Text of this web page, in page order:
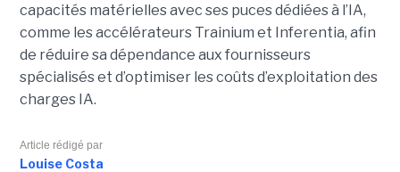
capacités matérielles avec ses puces dédiées à l’IA,
comme les accélérateurs Trainium et Inferentia, afin
de réduire sa dépendance aux fournisseurs
spécialisés et d’optimiser les coûts d’exploitation des
charges IA.
Article rédigé par
Louise Costa